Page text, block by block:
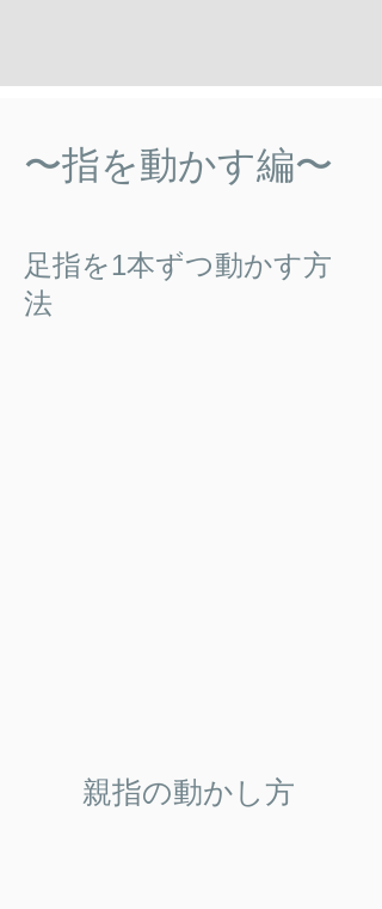
​〜指を動かす編〜
​足指を1本ずつ動かす方
法
​親指の動かし方